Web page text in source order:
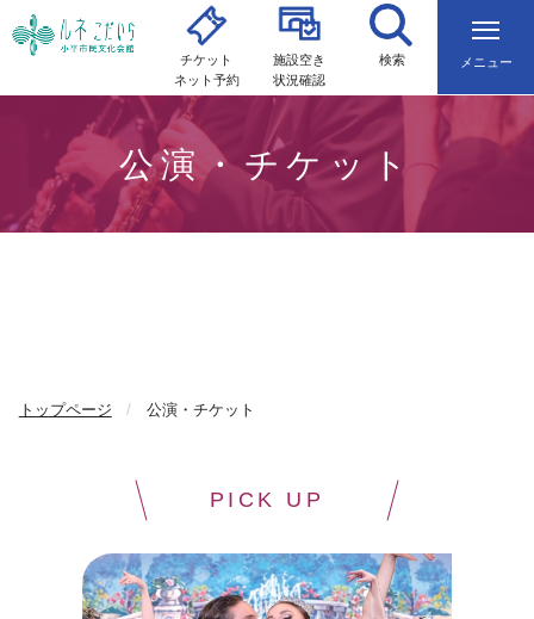
メニュー
チケット
ネット予約
施設空き
状況確認
検索
公演・チケット
トップページ 公演・チケット
PICK UP